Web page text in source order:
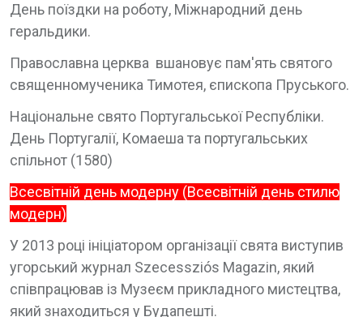
День поїздки на роботу, Міжнародний день
геральдики.
Православна церква вшановує пам'ять святого
священномученика Тимотея, єпископа Пруського.
Національне свято Португальської Республіки.
День Португалії, Комаеша та португальських
спільнот (1580)
Всесвітній день модерну (Всесвітній день стилю
модерн)
У 2013 році ініціатором організації свята виступив
угорський журнал Szecessziós Magazin, який
співпрацював із Музеєм прикладного мистецтва,
який знаходиться у Будапешті.